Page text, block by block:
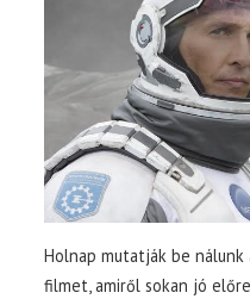
Holnap mutatják be
filmet, amiről sokan jó